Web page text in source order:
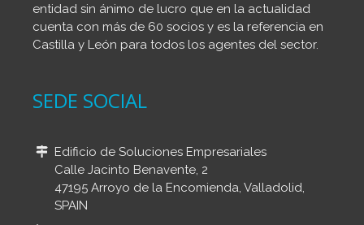
entidad sin ánimo de lucro que en la actualidad
cuenta con más de 60 socios y es la referencia en
Castilla y León para todos los agentes del sector.
SEDE SOCIAL
Edificio de Soluciones Empresariales
Calle Jacinto Benavente, 2
47195 Arroyo de la Encomienda, Valladolid,
SPAIN